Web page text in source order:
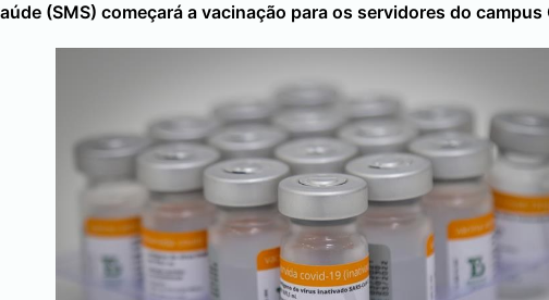
(SMS) começará a vacinação para os servidores do campus